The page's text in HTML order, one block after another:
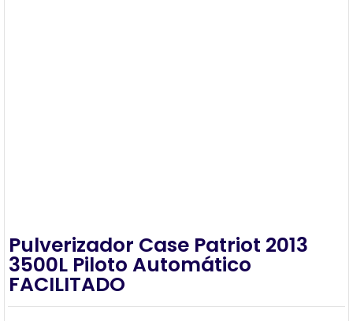
Pulverizador Case Patriot 2013
3500L Piloto Automático
FACILITADO